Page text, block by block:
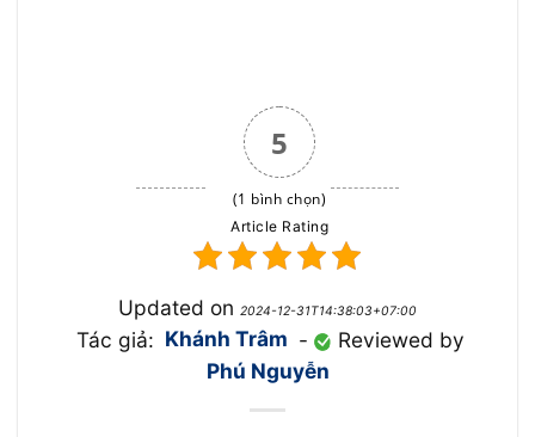
5
(1 bình chọn)
Article Rating
Updated on 2024-12-31T14:38:03+07:00
Tác giả: Khánh Trâm -
Reviewed by
Phú Nguyễn